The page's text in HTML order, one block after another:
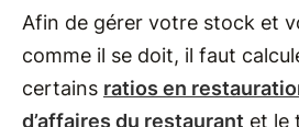
Afin de gérer votre stock et
comme il se doit, il faut
certains ratios en
d’affaires du restaurant et le